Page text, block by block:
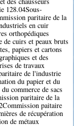
128.04Sous-
paritaire de la
en cuir
orthopédiques
de cuirs et peaux bruts
papiers et cartons
et des
de travaux
de l'industrie
du papier et du
commerce de sacs
paritaire de la
paitaire
de récupération
de métaux